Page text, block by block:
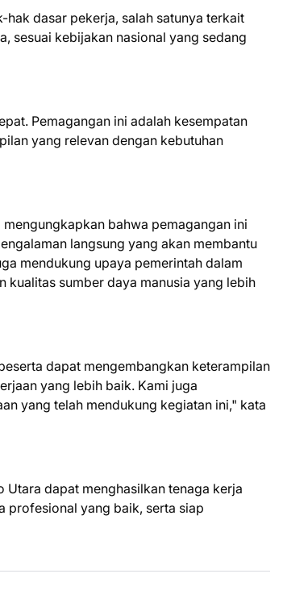
dasar pekerja, salah satunya terkait
sesuai kebijakan nasional yang sedang
Pemagangan ini adalah kesempatan
yang relevan dengan kebutuhan
bahwa pemagangan ini
langsung yang akan membantu
mendukung upaya pemerintah dalam
kualitas sumber daya manusia yang lebih
dapat mengembangkan keterampilan
yang lebih baik. Kami juga
yang telah mendukung kegiatan ini," kata
Utara dapat menghasilkan tenaga kerja
profesional yang baik, serta siap